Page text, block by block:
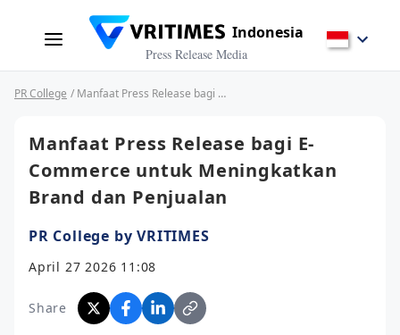
Indonesia
Press Release Media
PR College / Manfaat Press Release bagi E-Commerce untuk Meningkatkan Brand dan Penjualan
Manfaat Press Release bagi E-
Commerce untuk Meningkatkan
Brand dan Penjualan
PR College by VRITIMES
April 27 2026 11:08
Share